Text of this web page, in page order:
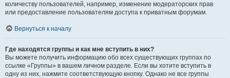
количеству пользователей, например, изменение модераторских прав
или предоставление пользователям доступа к приватным форумам.
Вернуться к началу
Где находятся группы и как мне вступить в них?
Вы можете получить информацию обо всех существующих группах по
ссылке «Группы» в вашем личном разделе. Если вы хотите вступить в
одну из них, нажмите соответствующую кнопку. Однако не все группы